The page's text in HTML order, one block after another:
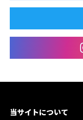
当サイトについて